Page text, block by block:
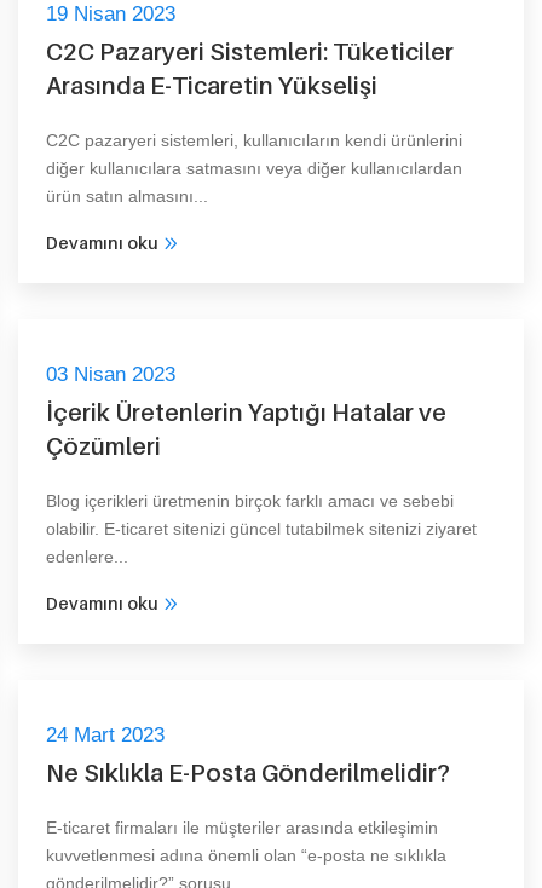
19 Nisan 2023
C2C Pazaryeri Sistemleri: Tüketiciler
Arasında E-Ticaretin Yükselişi
C2C pazaryeri sistemleri, kullanıcıların kendi ürünlerini
diğer kullanıcılara satmasını veya diğer kullanıcılardan
ürün satın almasını...
Devamını oku
03 Nisan 2023
İçerik Üretenlerin Yaptığı Hatalar ve
Çözümleri
Blog içerikleri üretmenin birçok farklı amacı ve sebebi
olabilir. E-ticaret sitenizi güncel tutabilmek sitenizi ziyaret
edenlere...
Devamını oku
24 Mart 2023
Ne Sıklıkla E-Posta Gönderilmelidir?
E-ticaret firmaları ile müşteriler arasında etkileşimin
kuvvetlenmesi adına önemli olan “e-posta ne sıklıkla
gönderilmelidir?” sorusu..